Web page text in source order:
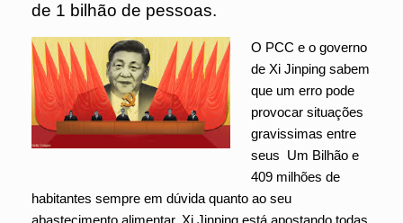
de 1 bilhão de pessoas.
O PCC e o governo
de Xi Jinping sabem
que um erro pode
provocar situações
gravissimas entre
seus Um Bilhão e
409 milhões de
habitantes sempre em dúvida quanto ao seu
abastecimento alimentar. Xi Jinping está apostando todas